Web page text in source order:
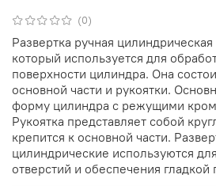
(0)
Развертка ручная
который используется для
поверхности цилиндра. Она
основной части и рукоятки.
форму цилиндра с режущими
Рукоятка представляет собой
крепится к основной части.
цилиндрические используются
отверстий и обеспечения гладкой